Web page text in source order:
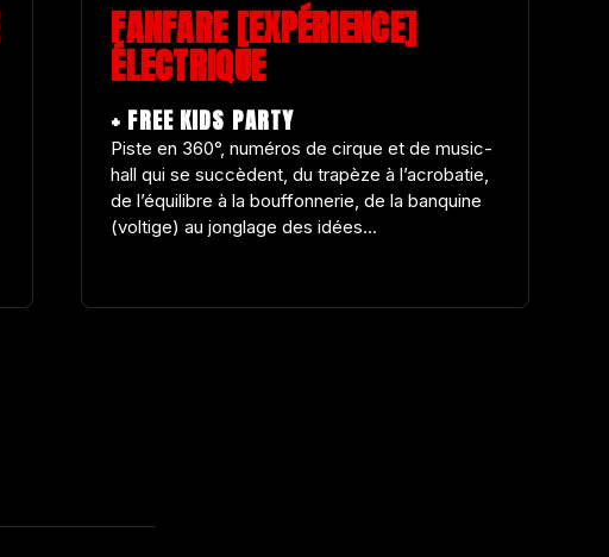
FANFARE [EXPÉRIENCE]
ÉLECTRIQUE
+ FREE KIDS PARTY
Piste en 360°, numéros de cirque et de music-
hall qui se succèdent, du trapèze à l’acrobatie,
de l’équilibre à la bouffonnerie, de la banquine
(voltige) au jonglage des idées...